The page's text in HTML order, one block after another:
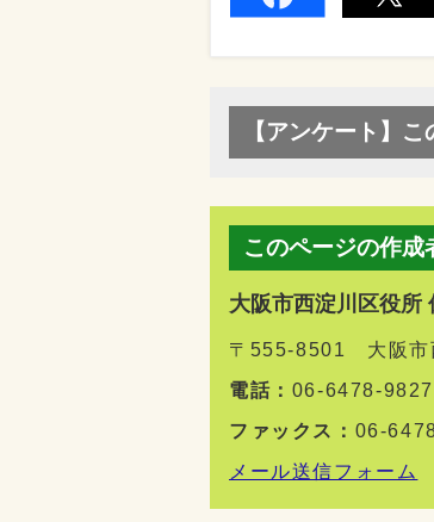
【アンケート】
このページの作成
大阪市西淀川区役所
〒555-8501 大阪市
電話： 06-6478-9827
ファックス： 06-
メール送信フォーム